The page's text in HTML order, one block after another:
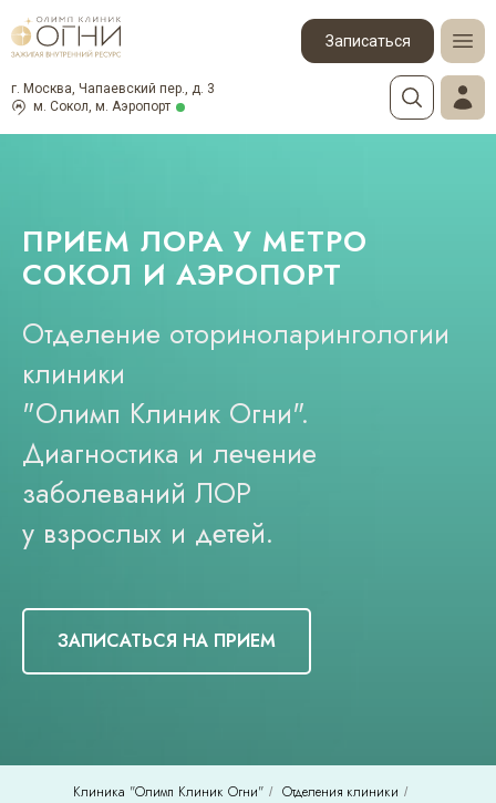
Записаться
м. Сокол, м. Аэропорт
г. Москва, Чапаевский пер., д. 3
ПРИЕМ ЛОРА У МЕТРО
СОКОЛ И АЭРОПОРТ
Отделение оториноларингологии
клиники
"Олимп Клиник Огни".
Диагностика и лечение
заболеваний ЛОР
у взрослых и детей.
ЗАПИСАТЬСЯ НА ПРИЕМ
Клиника "Олимп Клиник Огни" / Отделения клиники /